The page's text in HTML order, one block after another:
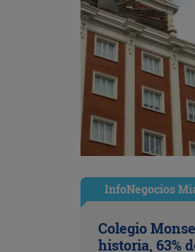
InfoNegocios
Colegio
historia, 63%